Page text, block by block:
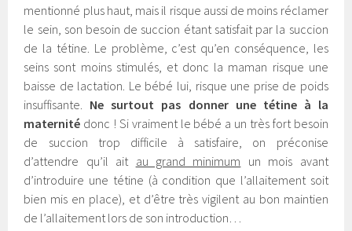
mentionné plus haut, mais il risque aussi de moins réclamer
le sein, son besoin de succion étant satisfait par la succion
de la tétine. Le problème, c’est qu’en conséquence, les
seins sont moins stimulés, et donc la maman risque une
baisse de lactation. Le bébé lui, risque une prise de poids
insuffisante. Ne surtout pas donner une tétine à la
maternité donc ! Si vraiment le bébé a un très fort besoin
de succion trop difficile à satisfaire, on préconise
d’attendre qu’il ait au grand minimum un mois avant
d’introduire une tétine (à condition que l’allaitement soit
bien mis en place), et d’être très vigilent au bon maintien
de l’allaitement lors de son introduction…